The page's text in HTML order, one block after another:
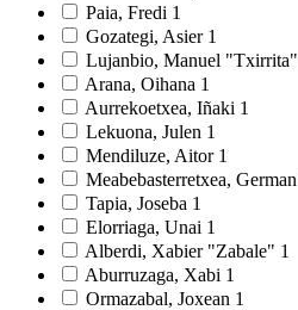
Paia, Fredi 1
Gozategi, Asier 1
Lujanbio, Manuel "Txirrita"
Arana, Oihana 1
Aurrekoetxea, Iñaki 1
Lekuona, Julen 1
Mendiluze, Aitor 1
Meabebasterretxea, German
Tapia, Joseba 1
Elorriaga, Unai 1
Alberdi, Xabier "Zabale" 1
Aburruzaga, Xabi 1
Ormazabal, Joxean 1